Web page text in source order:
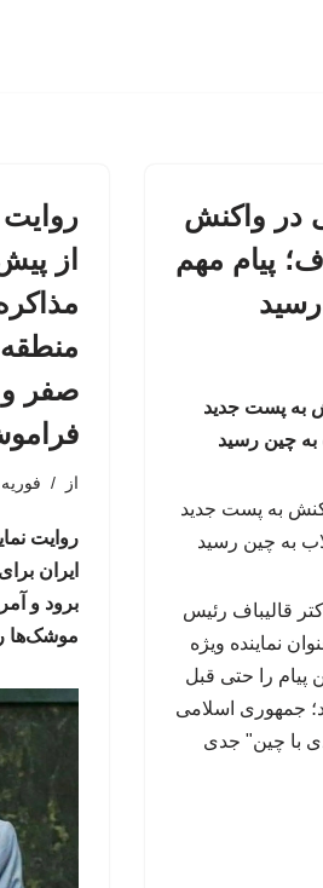
در واکنش
پیام مهم
به پست جدید
به چین رسید
قالیباف رئیس
نماینده ویژه
پیام را حتی قبل
جمهوری اسلامی
با چین" جدی
روایت
از
صفر و
از فوریه 4, 2026
روایت
ایران
برود و
موشک‌ها